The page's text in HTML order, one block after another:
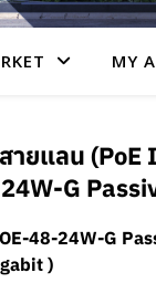
MY
ยแลน (PoE
G
48-24W-G
)